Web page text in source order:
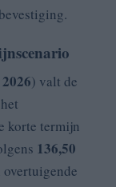
) valt de
korte termijn
136,50